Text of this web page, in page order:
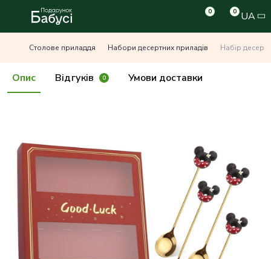
0 0 UA
Столове приладдя Набори десертних приладів Набір
Опис Відгуків 0 Умови доставки